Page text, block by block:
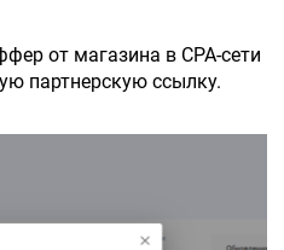
от магазина в CPA-сети
партнерскую ссылку.